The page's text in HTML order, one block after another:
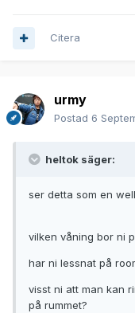
Citera
urmy
Postad 6
heltok säger:
ser detta som en
vilken våning bor ni
har ni lessnat på
visst ni att man kan
på rummet?